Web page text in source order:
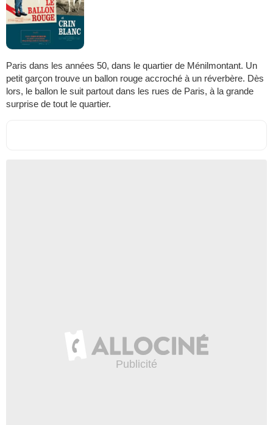
Paris dans les années 50, dans le quartier de Ménilmontant. Un
petit garçon trouve un ballon rouge accroché à un réverbère. Dès
lors, le ballon le suit partout dans les rues de Paris, à la grande
surprise de tout le quartier.